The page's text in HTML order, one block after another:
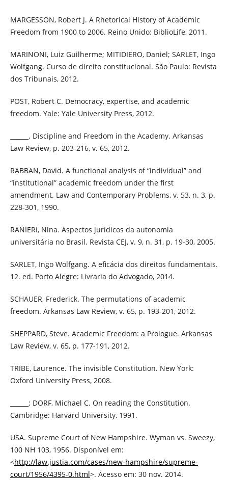
MARGESSON, Robert J. A Rhetorical History of Academic
Freedom from 1900 to 2006. Reino Unido: BiblioLife, 2011.
MARINONI, Luiz Guilherme; MITIDIERO, Daniel; SARLET, Ingo
Wolfgang. Curso de direito constitucional. São Paulo: Revista
dos Tribunais, 2012.
POST, Robert C. Democracy, expertise, and academic
freedom. Yale: Yale University Press, 2012.
______. Discipline and Freedom in the Academy. Arkansas
Law Review, p. 203-216, v. 65, 2012.
RABBAN, David. A functional analysis of “individual” and
“institutional” academic freedom under the first
amendment. Law and Contemporary Problems, v. 53, n. 3, p.
228-301, 1990.
RANIERI, Nina. Aspectos jurídicos da autonomia
universitária no Brasil. Revista CEJ, v. 9, n. 31, p. 19-30, 2005.
SARLET, Ingo Wolfgang. A eficácia dos direitos fundamentais.
12. ed. Porto Alegre: Livraria do Advogado, 2014.
SCHAUER, Frederick. The permutations of academic
freedom. Arkansas Law Review, v. 65, p. 193-201, 2012.
SHEPPARD, Steve. Academic Freedom: a Prologue. Arkansas
Law Review, v. 65, p. 177-191, 2012.
TRIBE, Laurence. The invisible Constitution. New York:
Oxford University Press, 2008.
______; DORF, Michael C. On reading the Constitution.
Cambridge: Harvard University, 1991.
USA. Supreme Court of New Hampshire. Wyman vs. Sweezy,
100 NH 103, 1956. Disponível em:
<http://law.justia.com/cases/new-hampshire/supreme-
court/1956/4395-0.html>. Acesso em: 30 nov. 2014.